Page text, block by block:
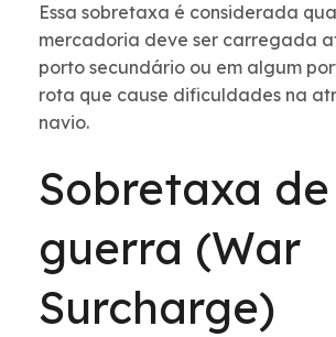
Essa sobretaxa é considerada
mercadoria deve ser carregada
porto secundário ou em algum
rota que cause dificuldades na
navio.
Sobretaxa de
guerra (War
Surcharge)